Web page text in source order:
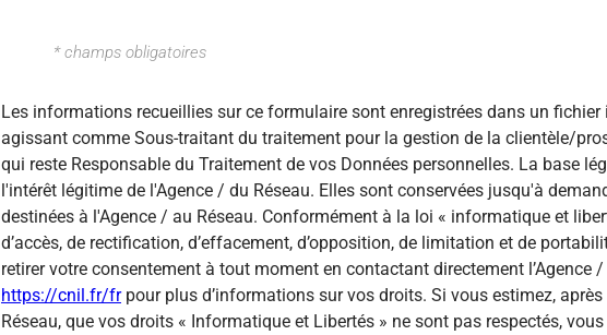
* champs obligatoires
Les informations recueillies sur ce formulaire sont enregistrées dans un
agissant comme Sous-traitant du traitement pour la gestion de la clientèle/
qui reste Responsable du Traitement de vos Données personnelles. La base
l'intérêt légitime de l'Agence / du Réseau. Elles sont conservées jusqu'à
destinées à l'Agence / au Réseau. Conformément à la loi « informatique et
d’accès, de rectification, d’effacement, d’opposition, de limitation et de
retirer votre consentement à tout moment en contactant directement l’Agence
https://cnil.fr/frpour plus d’informations sur vos droits. Si vous estimez,
Réseau, que vos droits « Informatique et Libertés » ne sont pas respectés,